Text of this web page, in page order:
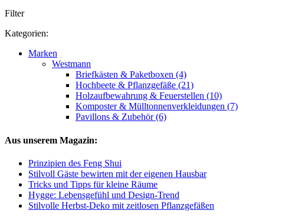
Filter
Kategorien:
Marken
Westmann
Briefkästen & Paketboxen (4)
Hochbeete & Pflanzgefäße (21)
Holzaufbewahrung & Feuerstellen (10)
Komposter & Mülltonnenverkleidungen (7)
Pavillons & Zubehör (6)
Aus unserem Magazin:
Prinzipien des Feng Shui
Stilvoll Gäste bewirten mit der eigenen Hausbar
Tricks und Tipps für kleine Räume
Hygge: Lebensgefühl und Design-Trend
Stilvolle Herbst-Deko mit zeitlosen Pflanzgefäßen